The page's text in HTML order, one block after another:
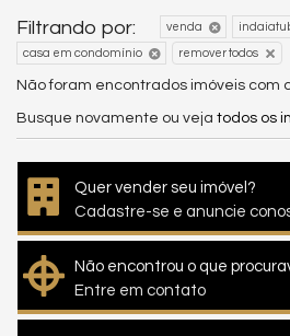
Filtrando por: venda
casa em condomínio remover todos
Não foram encontrados imóveis com
Busque novamente ou veja todos os
Quer vender seu imóvel?
Cadastre-se e anuncie
Não encontrou o que
Entre em contato